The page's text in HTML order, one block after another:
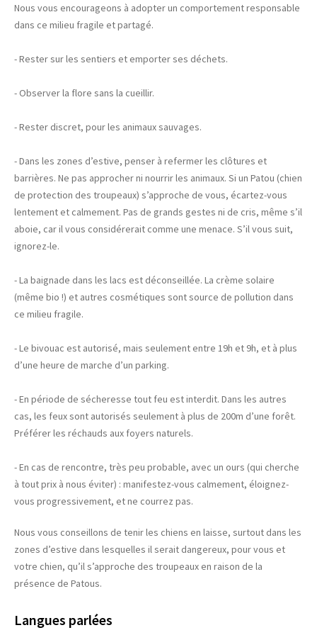
Nous vous encourageons à adopter un comportement responsable
dans ce milieu fragile et partagé.
- Rester sur les sentiers et emporter ses déchets.
- Observer la flore sans la cueillir.
- Rester discret, pour les animaux sauvages.
- Dans les zones d’estive, penser à refermer les clôtures et
barrières. Ne pas approcher ni nourrir les animaux. Si un Patou (chien
de protection des troupeaux) s’approche de vous, écartez-vous
lentement et calmement. Pas de grands gestes ni de cris, même s’il
aboie, car il vous considérerait comme une menace. S’il vous suit,
ignorez-le.
- La baignade dans les lacs est déconseillée. La crème solaire
(même bio !) et autres cosmétiques sont source de pollution dans
ce milieu fragile.
- Le bivouac est autorisé, mais seulement entre 19h et 9h, et à plus
d’une heure de marche d’un parking.
- En période de sécheresse tout feu est interdit. Dans les autres
cas, les feux sont autorisés seulement à plus de 200m d’une forêt.
Préférer les réchauds aux foyers naturels.
- En cas de rencontre, très peu probable, avec un ours (qui cherche
à tout prix à nous éviter) : manifestez-vous calmement, éloignez-
vous progressivement, et ne courrez pas.
Nous vous conseillons de tenir les chiens en laisse, surtout dans les
zones d’estive dans lesquelles il serait dangereux, pour vous et
votre chien, qu’il s’approche des troupeaux en raison de la
présence de Patous.
Langues parlées